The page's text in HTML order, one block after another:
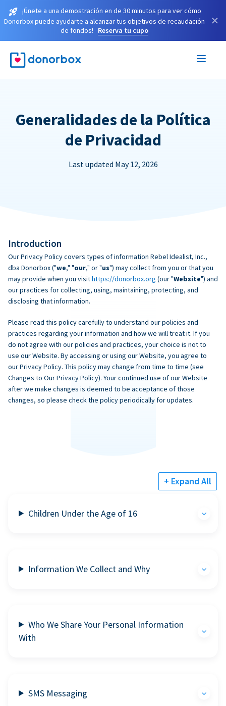
¡Únete a una demostración en de 30 minutos para ver cómo
Donorbox puede ayudarte a alcanzar tus objetivos de recaudación
de fondos!
Reserva tu cupo
×
Generalidades de la Política
de Privacidad
Last updated May 12, 2026
Introduction
Our Privacy Policy covers types of information Rebel Idealist, Inc.,
dba Donorbox ("we," "our," or "us") may collect from you or that you
may provide when you visithttps://donorbox.org (our "Website") and
our practices for collecting, using, maintaining, protecting, and
disclosing that information.
Please read this policy carefully to understand our policies and
practices regarding your information and how we will treat it. If you
do not agree with our policies and practices, your choice is not to
use our Website. By accessing or using our Website, you agree to
our Privacy Policy. This policy may change from time to time (see
Changes to Our Privacy Policy). Your continued use of our Website
after we make changes is deemed to be acceptance of those
changes, so please check the policy periodically for updates.
+ Expand All
Children Under the Age of 16
Information We Collect and Why
Who We Share Your Personal Information
With
SMS Messaging